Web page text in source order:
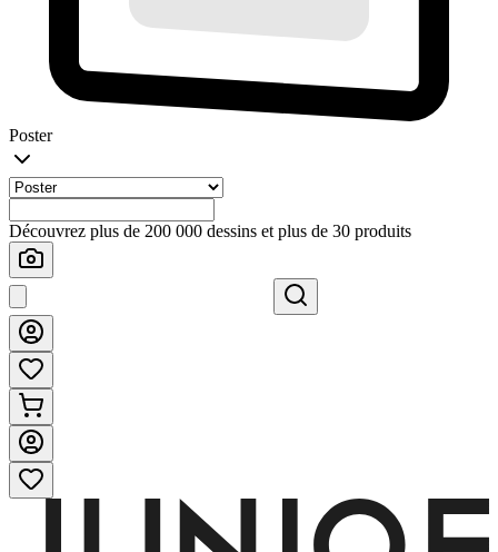
Poster
Découvrez plus de 200 000 dessins et plus de 30 produits